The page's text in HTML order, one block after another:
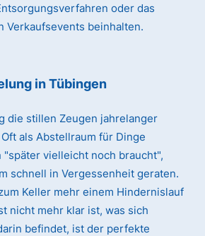
oder das
Verkaufsevents beinhalten.
in Tübingen
die stillen Zeugen jahrelanger
als Abstellraum für Dinge
"später vielleicht noch braucht",
schnell in Vergessenheit geraten.
Keller mehr einem Hindernislauf
nicht mehr klar ist, was sich
befindet, ist der perfekte